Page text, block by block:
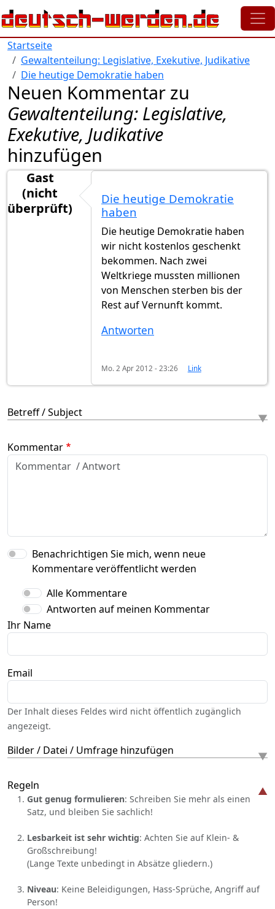
Direkt zum Inhalt
Startseite
Gewaltenteilung: Legislative, Exekutive, Judikative
Die heutige Demokratie haben
Neuen Kommentar zu
Gewaltenteilung: Legislative,
Exekutive, Judikative
hinzufügen
Gast
(nicht
überprüft)
Die heutige Demokratie
haben
Die heutige Demokratie haben
wir nicht kostenlos geschenkt
bekommen. Nach zwei
Weltkriege mussten millionen
von Menschen sterben bis der
Rest auf Vernunft kommt.
Antworten
Mo. 2 Apr 2012 - 23:26 Link
Betreff / Subject
Kommentar
Benachrichtigen Sie mich, wenn neue
Kommentare veröffentlicht werden
Alle Kommentare
Antworten auf meinen Kommentar
Ihr Name
Email
Der Inhalt dieses Feldes wird nicht öffentlich zugänglich
angezeigt.
Bilder / Datei / Umfrage hinzufügen
Regeln
Gut genug formulieren: Schreiben Sie mehr als einen
Satz, und bleiben Sie sachlich!
Lesbarkeit ist sehr wichtig: Achten Sie auf Klein- &
Großschreibung!
(Lange Texte unbedingt in Absätze gliedern.)
Niveau: Keine Beleidigungen, Hass-Sprüche, Angriff auf
Person!